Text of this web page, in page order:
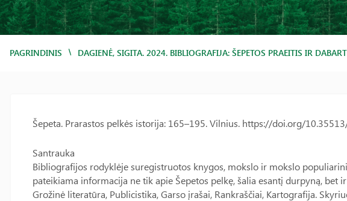
PAGRINDINIS / DAGIENĖ, SIGITA. 2024. BIBLIOGRAFIJA: ŠEPETOS PRAEITIS IR
Šepeta. Prarastos pelkės istorija: 165–195. Vilnius. https://doi.org/
Santrauka
Bibliografijos rodyklėje suregistruotos knygos, mokslo ir mokslo
pateikiama informacija ne tik apie Šepetos pelkę, šalia esantį durpyną,
Grožinė literatūra, Publicistika, Garso įrašai, Rankraščiai, Kartografija.